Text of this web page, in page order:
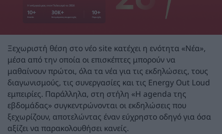
Ξεχωριστή θέση στο νέο site κατέχει η ενότητα «Νέα»,
μέσα από την οποία οι επισκέπτες μπορούν να
μαθαίνουν πρώτοι, όλα τα νέα για τις εκδηλώσεις, τους
διαγωνισμούς, τις συνεργασίες και τις Energy Out Loud
εμπειρίες. Παράλληλα, στη στήλη «Η agenda της
εβδομάδας» συγκεντρώνονται οι εκδηλώσεις που
ξεχωρίζουν, αποτελώντας έναν εύχρηστο οδηγό για όσα
αξίζει να παρακολουθήσει κανείς.